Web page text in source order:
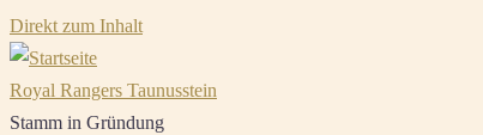
Direkt zum Inhalt
Royal Rangers Taunusstein
Stamm in Gründung